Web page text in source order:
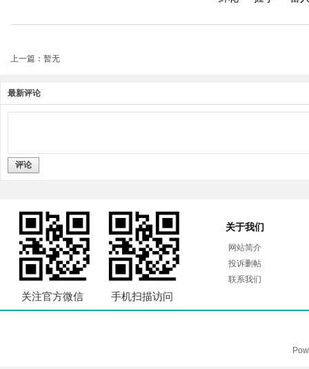
上一篇：暂无
最新评论
评论
关注官方微信 手机扫描访问
关于我们
网站简介
投诉删帖
联系我们